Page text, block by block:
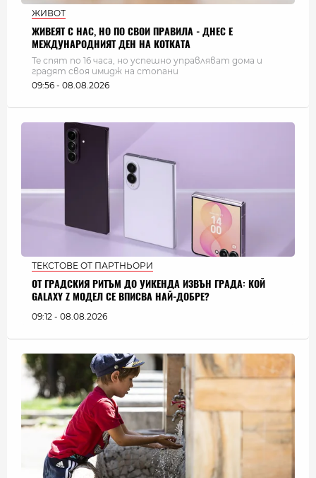
ЖИВОТ
ЖИВЕЯТ С НАС, НО ПО СВОИ ПРАВИЛА - ДНЕС Е
МЕЖДУНАРОДНИЯТ ДЕН НА КОТКАТА
Те спят по 16 часа, но успешно управляват дома и
градят своя имидж на стопани
09:56 - 08.08.2026
ТЕКСТОВЕ ОТ ПАРТНЬОРИ
ОТ ГРАДСКИЯ РИТЪМ ДО УИКЕНДА ИЗВЪН ГРАДА: КОЙ
GALAXY Z МОДЕЛ СЕ ВПИСВА НАЙ-ДОБРЕ?
09:12 - 08.08.2026